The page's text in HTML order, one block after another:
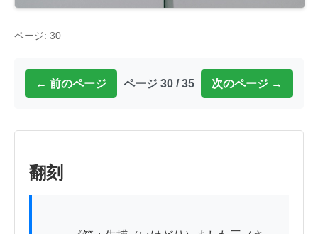
ページ: 30
← 前のページ ページ 30 / 35 次のページ →
翻刻